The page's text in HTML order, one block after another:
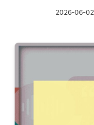
2026-06-02